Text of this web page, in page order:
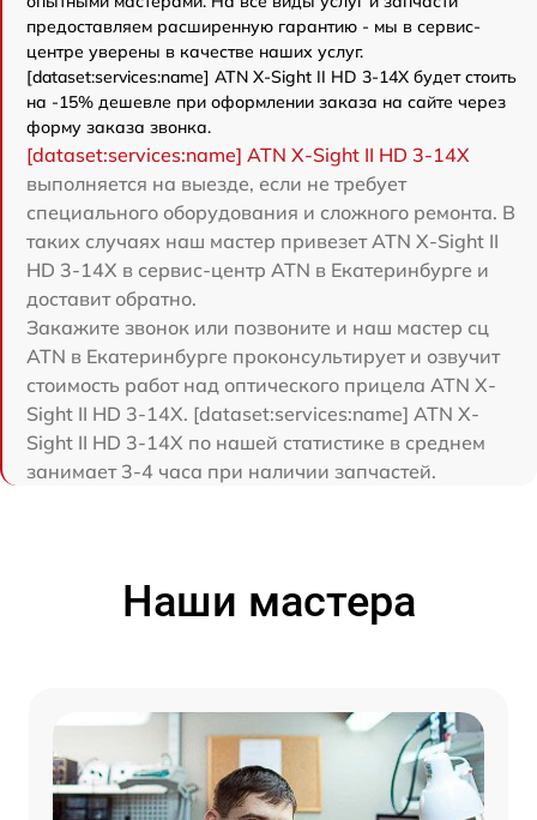
предоставляем расширенную гарантию - мы в сервис-
центре уверены в качестве наших услуг.
[dataset:services:name] ATN X-Sight II HD 3-14X будет стоить
на -15% дешевле при оформлении заказа на сайте через
форму заказа звонка.
[dataset:services:name] ATN X-Sight II HD 3-14X
выполняется на выезде, если не требует
специального оборудования и сложного ремонта. В
таких случаях наш мастер привезет ATN X-Sight II
HD 3-14X в сервис-центр ATN в Екатеринбурге и
доставит обратно.
Закажите звонок или позвоните и наш мастер сц
ATN в Екатеринбурге проконсультирует и озвучит
стоимость работ над оптического прицела ATN X-
Sight II HD 3-14X. [dataset:services:name] ATN X-
Sight II HD 3-14X по нашей статистике в среднем
занимает 3-4 часа при наличии запчастей.
Наши мастера